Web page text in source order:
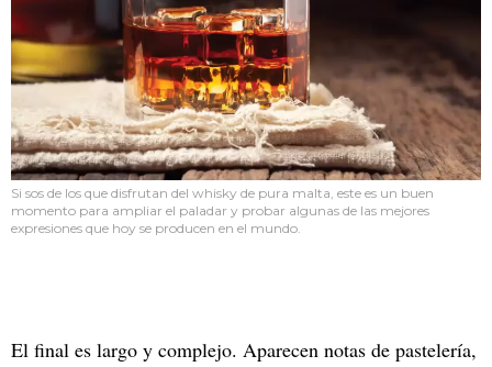
Si sos de los que disfrutan del whisky de pura malta, este es un buen
momento para ampliar el paladar y probar algunas de las mejores
expresiones que hoy se producen en el mundo.
El final es largo y complejo. Aparecen notas de pastelería,